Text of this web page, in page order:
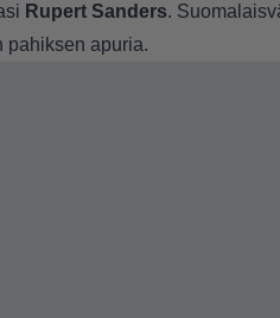
Rupert Sanders.
pahiksen apuria.